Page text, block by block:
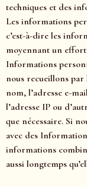
techniques et des
Les informations
c’est-à-dire les
moyennant un
Informations
nous recueillons
nom, l’adresse e-
l’adresse IP ou
que nécessaire. Si
avec des
informations
aussi longtemps